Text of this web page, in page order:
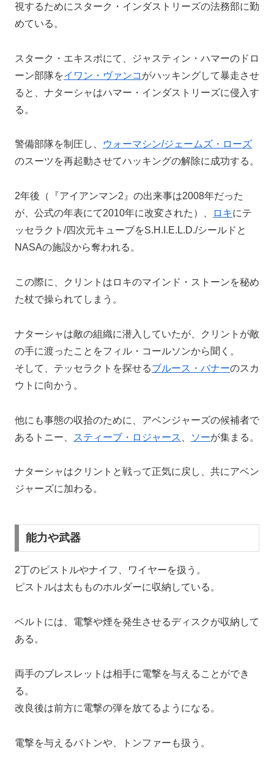
視するためにスターク・インダストリーズの法務部に勤
めている。
スターク・エキスポにて、ジャスティン・ハマーのドロ
ーン部隊をイワン・ヴァンコ がハッキングして暴走させ
ると、ナターシャはハマー・インダストリーズに侵入す
る。
警備部隊を制圧し、
ウォーマシン/ジェームズ・ローズ
のスーツを再起動させてハッキングの解除に成功する。
2年後（『アイアンマン2』の出来事は2008年だった
が、公式の年表にて2010年に改変された）、
ロキにテ
ッセラクト/四次元キューブをS.H.I.E.L.D./シールドと
NASAの施設から奪われる。
この際に、クリントはロキのマインド・ストーンを秘め
た杖で操られてしまう。
ナターシャは敵の組織に潜入していたが、クリントが敵
の手に渡ったことをフィル・コールソンから聞く。
そして、テッセラクトを探せるブルース・バナーのスカ
ウトに向かう。
他にも事態の収拾のために、アベンジャーズの候補者で
あるトニー、
スティーブ・ロジャース ソーが集まる。
ナターシャはクリントと戦って正気に戻し、共にアベン
ジャーズに加わる。
能力や武器
2丁のピストルやナイフ、ワイヤーを扱う。
ピストルは太もものホルダーに収納している。
ベルトには、電撃や煙を発生させるディスクが収納して
ある。
両手のブレスレットは相手に電撃を与えることができ
る。
改良後は前方に電撃の弾を放てるようになる。
電撃を与えるバトンや、トンファーも扱う。